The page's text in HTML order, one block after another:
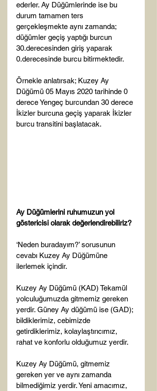
ederler. Ay Düğümlerinde ise bu
durum tamamen ters
gerçekleşmekte aynı zamanda;
düğümler geçiş yaptığı burcun
30.derecesinden giriş yaparak
0.derecesinde burcu bitirmektedir.
Örnekle anlatırsak; Kuzey Ay
Düğümü 05 Mayıs 2020 tarihinde 0
derece Yengeç burcundan 30 derece
İkizler burcuna geçiş yaparak İkizler
Ay Düğümlerini ruhumuzun yol
göstericisi olarak değerlendirebiliriz?
‘Neden buradayım?’ sorusunun
cevabı Kuzey Ay Düğümüne
ilerlemek içindir.
Kuzey Ay Düğümü (KAD) Tekamül
yolculuğumuzda gitmemiz gereken
yerdir. Güney Ay düğümü ise (GAD);
bildiklerimiz, cebimizde
getirdiklerimiz, kolaylaştırıcımız,
rahat ve konforlu olduğumuz yerdir.
Kuzey Ay Düğümü, gitmemiz
gereken yer ve aynı zamanda
bilmediğimiz yerdir. Yeni amacımız,